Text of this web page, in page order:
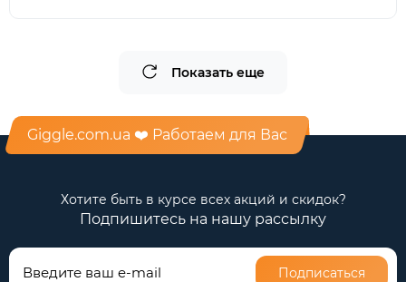
Показать еще
Giggle.com.ua ❤️ Работаем для Вас
Хотите быть в курсе всех акций и скидок?
Подпишитесь на нашу рассылку
Подписаться